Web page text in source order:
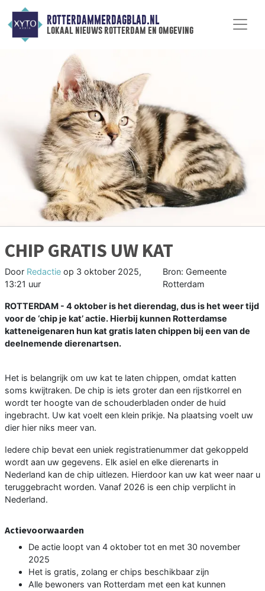
ROTTERDAMMERDAGBLAD.NL
lokaal nieuws rotterdam en omgeving
CHIP GRATIS UW KAT
Door Redactie op 3 oktober 2025,
13:21 uur
Bron: Gemeente
Rotterdam
ROTTERDAM - 4 oktober is het dierendag, dus is het weer tijd
voor de ‘chip je kat’ actie. Hierbij kunnen Rotterdamse
katteneigenaren hun kat gratis laten chippen bij een van de
deelnemende dierenartsen.
Het is belangrijk om uw kat te laten chippen, omdat katten
soms kwijtraken. De chip is iets groter dan een rijstkorrel en
wordt ter hoogte van de schouderbladen onder de huid
ingebracht. Uw kat voelt een klein prikje. Na plaatsing voelt uw
dier hier niks meer van.
Iedere chip bevat een uniek registratienummer dat gekoppeld
wordt aan uw gegevens. Elk asiel en elke dierenarts in
Nederland kan de chip uitlezen. Hierdoor kan uw kat weer naar u
teruggebracht worden. Vanaf 2026 is een chip verplicht in
Nederland.
Actievoorwaarden
De actie loopt van 4 oktober tot en met 30 november
2025
Het is gratis, zolang er chips beschikbaar zijn
Alle bewoners van Rotterdam met een kat kunnen